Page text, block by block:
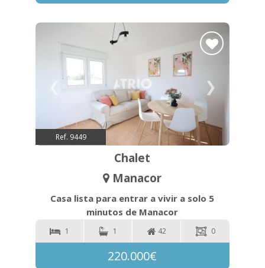
❯
Ref. 9449
Chalet
Manacor
Casa lista para entrar a vivir a solo 5
minutos de Manacor
1 1 42 0
220.000€